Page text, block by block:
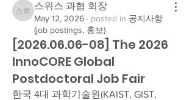
스위스 과협 회장
스위스 과협 회장
May 12, 2026 · posted in 공지사항
(job postings, 홍보)
[2026.06.06-08] The 2026
InnoCORE Global
Postdoctoral Job Fair
한국 4대 과학기술원(KAIST, GIST,